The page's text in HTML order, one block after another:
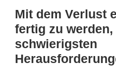
Mit dem Verlust
fertig zu
schwierigsten